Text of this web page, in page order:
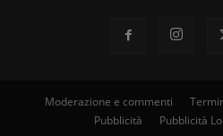
Moderazione e commenti
Pubblicità
Pubblicità